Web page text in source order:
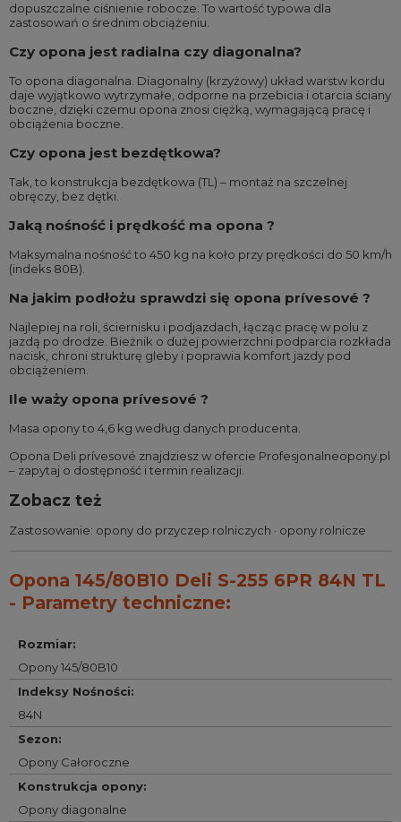
dopuszczalne ciśnienie robocze. To wartość typowa dla
zastosowań o średnim obciążeniu.
Czy opona jest radialna czy diagonalna?
To opona diagonalna. Diagonalny (krzyżowy) układ warstw kordu
daje wyjątkowo wytrzymałe, odporne na przebicia i otarcia ściany
boczne, dzięki czemu opona znosi ciężką, wymagającą pracę i
obciążenia boczne.
Czy opona jest bezdętkowa?
Tak, to konstrukcja bezdętkowa (TL) – montaż na szczelnej
obręczy, bez dętki.
Jaką nośność i prędkość ma opona ?
Maksymalna nośność to 450 kg na koło przy prędkości do 50 km/h
(indeks 80B).
Na jakim podłożu sprawdzi się opona prívesové ?
Najlepiej na roli, ściernisku i podjazdach, łącząc pracę w polu z
jazdą po drodze. Bieżnik o dużej powierzchni podparcia rozkłada
nacisk, chroni strukturę gleby i poprawia komfort jazdy pod
obciążeniem.
Ile waży opona prívesové ?
Masa opony to 4,6 kg według danych producenta.
Opona Deli prívesové znajdziesz w ofercie Profesjonalneopony.pl
– zapytaj o dostępność i termin realizacji.
Zobacz też
Zastosowanie: opony do przyczep rolniczych · opony rolnicze
Opona 145/80B10 Deli S-255 6PR 84N TL
- Parametry techniczne:
Rozmiar:
Opony 145/80B10
Indeksy Nośności:
84N
Sezon:
Opony Całoroczne
Konstrukcja opony:
Opony diagonalne